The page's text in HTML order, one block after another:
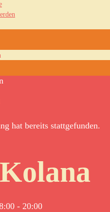
hat bereits stattgefunden.
- 20:00